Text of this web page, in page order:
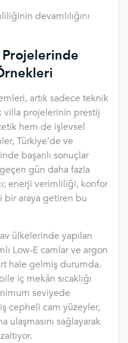
devamlılığını
artık sadece teknik
projelerinin prestij
hem de işlevsel
Türkiye’de ve
başarılı sonuçlar
gün daha fazla
enerji verimliliği, konfor
araya getiren bu
ülkelerinde yapılan
Low-E camlar ve argon
hale gelmiş durumda.
iç mekân sıcaklığı
seviyede
cepheli cam yüzeyler,
ulaşmasını sağlayarak